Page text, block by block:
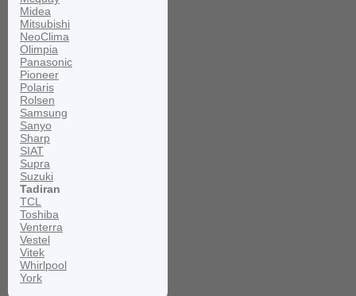
Midea
Mitsubishi
NeoClima
Olimpia
Panasonic
Pioneer
Polaris
Rolsen
Samsung
Sanyo
Sharp
SIAT
Supra
Suzuki
Tadiran
TCL
Toshiba
Venterra
Vestel
Vitek
Whirlpool
York